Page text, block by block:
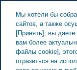
Teva в мире
ESTONIA
Мы хотели бы
сайтов, а также
[Принять], вы
вам более
файлы cookie],
отразиться на